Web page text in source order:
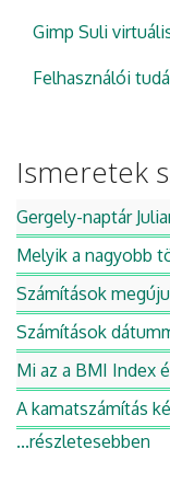
Gimp Suli
Felhasználói
Ismeretek
Gergely-naptár
Melyik a nagyobb
Számítások
Számítások
Mi az a BMI Index
A kamatszámítás
...részletesebben